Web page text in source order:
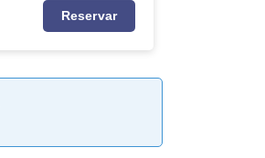
Reservar